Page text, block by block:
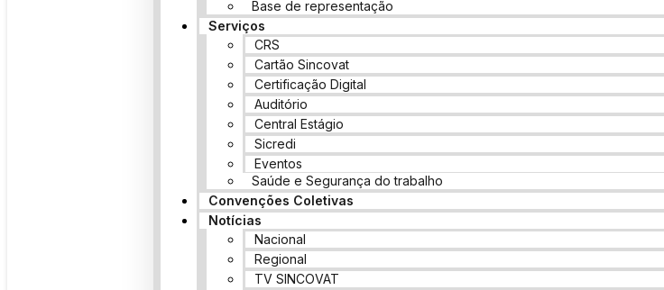
Base de representação
Serviços
CRS
Cartão Sincovat
Certificação Digital
Auditório
Central Estágio
Sicredi
Eventos
Saúde e Segurança do trabalho
Convenções Coletivas
Notícias
Nacional
Regional
TV SINCOVAT